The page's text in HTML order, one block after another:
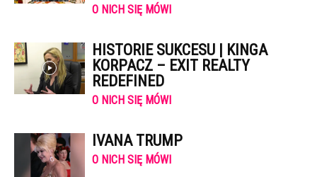
O NICH SIĘ MÓWI
HISTORIE SUKCESU | KINGA
KORPACZ – EXIT REALTY
REDEFINED
O NICH SIĘ MÓWI
IVANA TRUMP
O NICH SIĘ MÓWI